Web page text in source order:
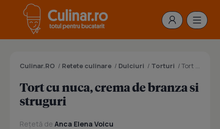
Culinar.RO / Retete culinare / Dulciuri / Torturi /Tort cu nuca, crema de branza si struguri
Tort cu nuca, crema de branza si
struguri
Rețetă de Anca Elena Voicu